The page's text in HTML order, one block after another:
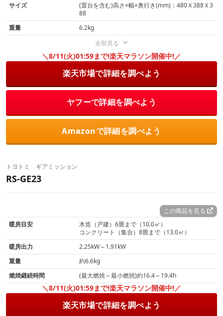
サイズ
(置台を含む)高さ×幅×奥行き(mm)：480Ｘ388Ｘ3
88
重量
6.2kg
全部見る
＼8/11(火)01:59まで!楽天マラソン開催中!／
楽天市場で詳細を調べよう
ヤフーで詳細を調べよう
Amazonで詳細を調べよう
トヨトミ ギアミッション
RS-GE23
この商品を見る
暖房目安
木造（戸建）6畳まで（10.0㎡）
コンクリート（集合）8畳まで（13.0㎡）
暖房出力
2.25kW～1.91kW
重量
約6.6kg
燃焼継続時間
(最大燃焼～最小燃焼)約16.4～19.4h
＼8/11(火)01:59まで!楽天マラソン開催中!／
楽天市場で詳細を調べよう